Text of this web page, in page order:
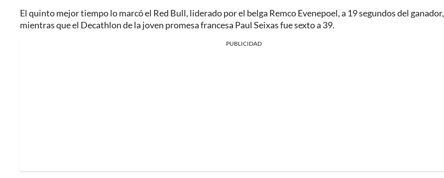
El quinto mejor tiempo lo marcó el Red Bull, liderado por el belga Remco Evenepoel, a 19 segundos del ganador,
mientras que el Decathlon de la joven promesa francesa Paul Seixas fue sexto a 39.
PUBLICIDAD